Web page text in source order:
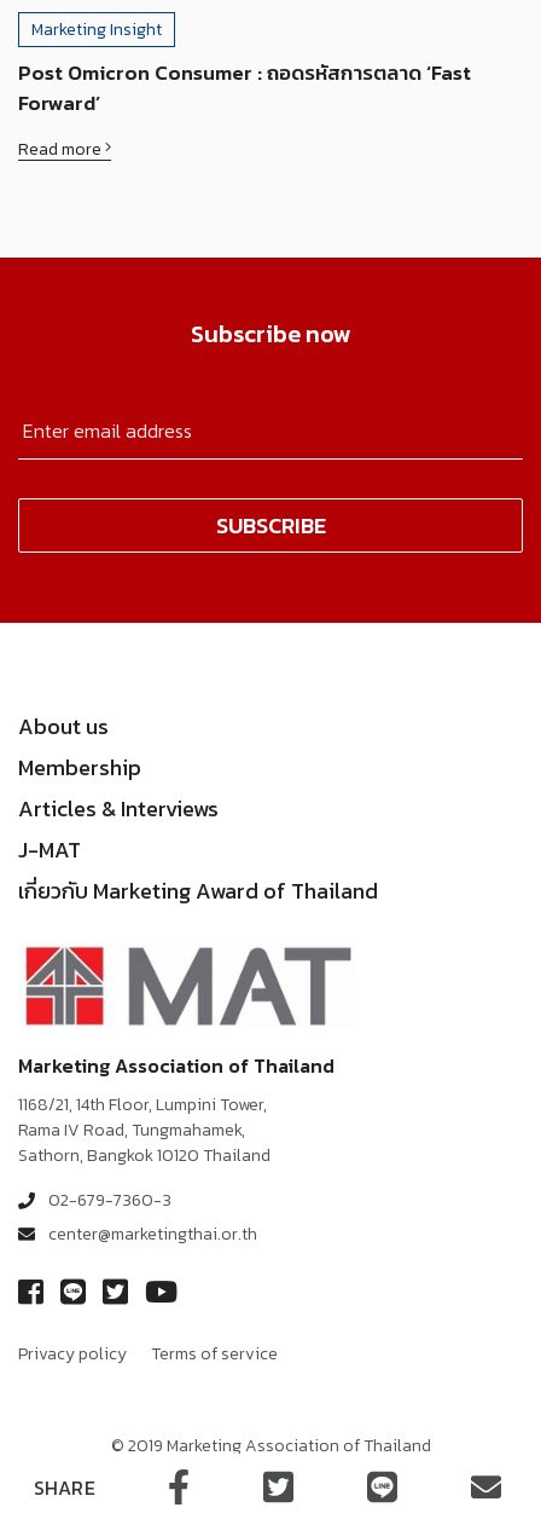
SHARE
Marketing Insight
Post Omicron Consumer : ถอดรหัสการตลาด ‘Fast
Forward’
Read more
Subscribe now
About us
Membership
Articles & Interviews
J-MAT
เกี่ยวกับ Marketing Award of Thailand
Marketing Association of Thailand
1168/21, 14th Floor, Lumpini Tower,
Rama IV Road, Tungmahamek,
Sathorn, Bangkok 10120 Thailand
02-679-7360-3
center@marketingthai.or.th
Privacy policy Terms of service
© 2019 Marketing Association of Thailand
Terms of Sevice
Privacy Policy